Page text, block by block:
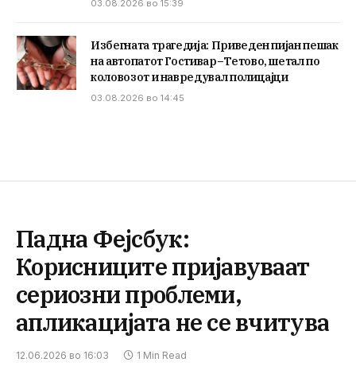
03.08.2026 во 15:39
Избегната трагедија: Приведен пијан пешак
на автопатот Гостивар–Тетово, шетал по
коловозот и навредувал полицајци
03.08.2026 во 14:45
Падна Фејсбук:
Корисниците пријавуваат
сериозни проблеми,
апликацијата не се вчитува
12.06.2026 во 16:03 1 Min Read